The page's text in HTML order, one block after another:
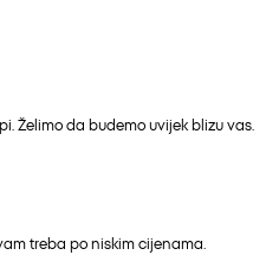
Želimo da budemo uvijek blizu vas.
treba po niskim cijenama.